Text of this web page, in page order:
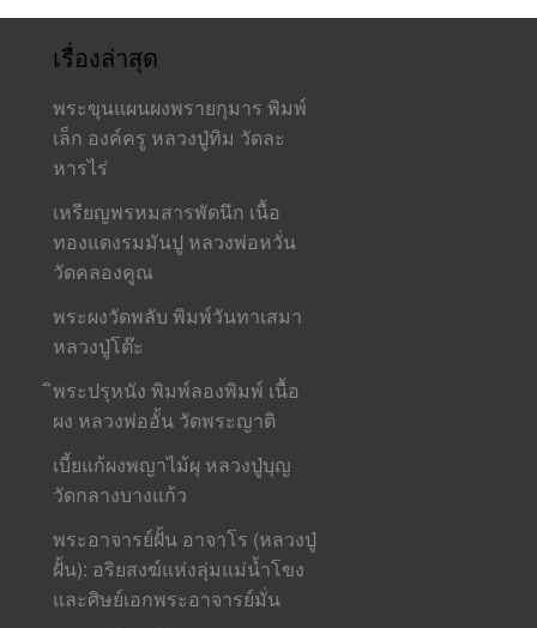
เรื่องล่าสุด
พระขุนแผนผงพรายกุมาร พิมพ์
เล็ก องค์ครู หลวงปู่ทิม วัดละ
หารไร่
เหรียญพรหมสารพัดนึก เนื้อ
ทองแดงรมมันปู หลวงพ่อหวั่น
วัดคลองคูณ
พระผงวัดพลับ พิมพ์วันทาเสมา
หลวงปู่โต๊ะ
ิพระปรุหนัง พิมพ์ลองพิมพ์ เนื้อ
ผง หลวงพ่ออั้น วัดพระญาติ
เบี้ยแก้ผงพญาไม้ผุ หลวงปู่บุญ
วัดกลางบางแก้ว
พระอาจารย์ฝั้น อาจาโร (หลวงปู่
ฝั้น): อริยสงฆ์แห่งลุ่มแม่น้ำโขง
และศิษย์เอกพระอาจารย์มั่น